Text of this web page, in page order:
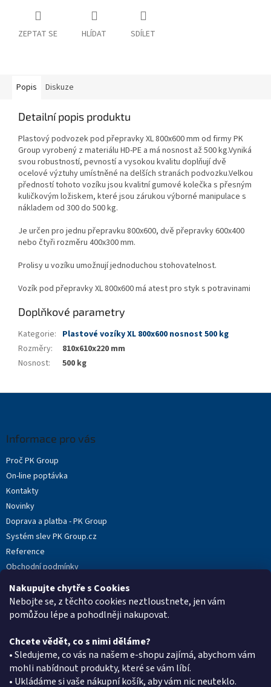
Nakupujte chytře s Cookies
Nebojte se, z těchto cookies neztloustnete, jen vám
pomůžou lépe a pohodlněji nakupovat.
Chcete vědět, co s nimi děláme?
• Sledujeme, co vás na našem e-shopu zajímá, abychom vám
mohli nabídnout produkty, které se vám líbí.
• Ukládáme si vaše nákupní košík, aby vám nic neuteklo.
ZEPTAT SE HLÍDAT SDÍLET
Popis Diskuze
Detailní popis produktu
Plastový podvozek pod přepravky XL 800x600 mm od firmy PK
Group vyrobený z materiálu HD-PE a má nosnost až 500 kg.Vyniká
svou robustností, pevností a vysokou kvalitu doplňují dvě
ocelové výztuhy umístněné na delších stranách podvozku.Velkou
předností tohoto vozíku jsou kvalitní gumové kolečka s přesným
kuličkovým ložiskem, které jsou zárukou výborné manipulace s
nákladem od 300 do 500 kg.
Je určen pro jednu přepravku 800x600, dvě přepravky 600x400
nebo čtyři rozměru 400x300 mm.
Prolisy u vozíku umožnují jednoduchou stohovatelnost.
Vozík pod přepravky XL 800x600 má atest pro styk s potravinami
Doplňkové parametry
Kategorie: Plastové vozíky XL 800x600 nosnost 500 kg
Rozměry:
810x610x220 mm
Nosnost: 500 kg
Informace pro vás
Proč PK Group
On-line poptávka
Kontakty
Novinky
Doprava a platba - PK Group
Systém slev PK Group.cz
Reference
Obchodní podmínky
Podmínky ochrany osobních údajů
Reklamační protokol
Kontakt
eshop@pkgroup.cz